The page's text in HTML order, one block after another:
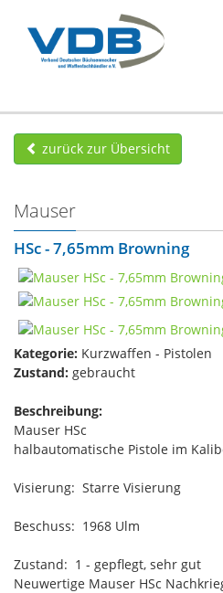
zurück zur Übersicht
Mauser
HSc - 7,65mm Browning
Kategorie: Kurzwaffen - Pistolen
Zustand: gebraucht
Beschreibung:
Mauser HSc
halbautomatische Pistole im
Visierung: Starre Visierung
Beschuss: 1968 Ulm
Zustand: 1 - gepflegt, sehr gut
Neuwertige Mauser HSc